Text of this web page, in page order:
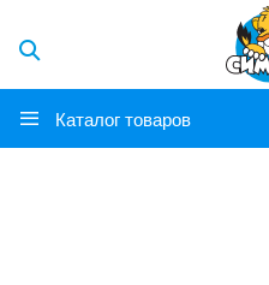
Каталог товаров